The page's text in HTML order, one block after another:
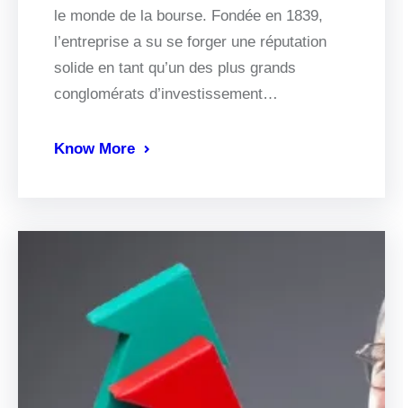
le monde de la bourse. Fondée en 1839,
l’entreprise a su se forger une réputation
solide en tant qu’un des plus grands
conglomérats d’investissement…
Know More